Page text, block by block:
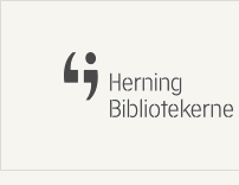
hovedindhold